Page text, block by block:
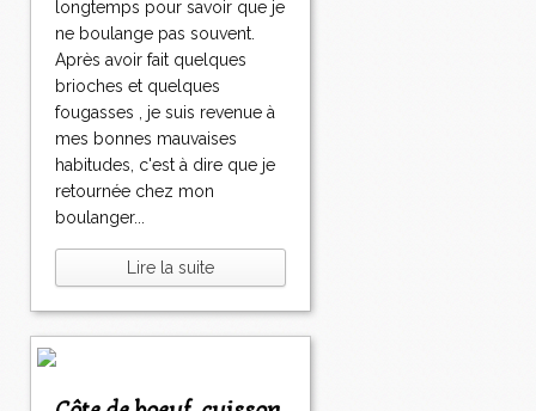
longtemps pour savoir que je
ne boulange pas souvent.
Après avoir fait quelques
brioches et quelques
fougasses , je suis revenue à
mes bonnes mauvaises
habitudes, c'est à dire que je
retournée chez mon
boulanger...
Lire la suite